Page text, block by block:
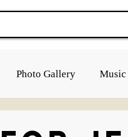
Photo Gallery